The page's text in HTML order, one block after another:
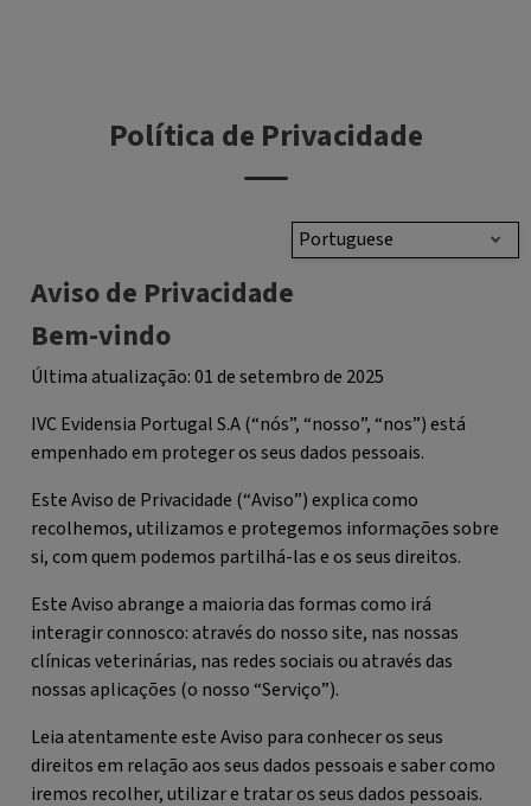
Política de Privacidade
Portuguese
Aviso de Privacidade
Bem-vindo
Última atualização: 01 de setembro de 2025
IVC Evidensia Portugal S.A (“nós”, “nosso”, “nos”) está
empenhado em proteger os seus dados pessoais.
Este Aviso de Privacidade (“Aviso”) explica como
recolhemos, utilizamos e protegemos informações sobre
si, com quem podemos partilhá-las e os seus direitos.
Este Aviso abrange a maioria das formas como irá
interagir connosco: através do nosso site, nas nossas
clínicas veterinárias, nas redes sociais ou através das
nossas aplicações (o nosso “Serviço”).
Leia atentamente este Aviso para conhecer os seus
direitos em relação aos seus dados pessoais e saber como
iremos recolher, utilizar e tratar os seus dados pessoais.